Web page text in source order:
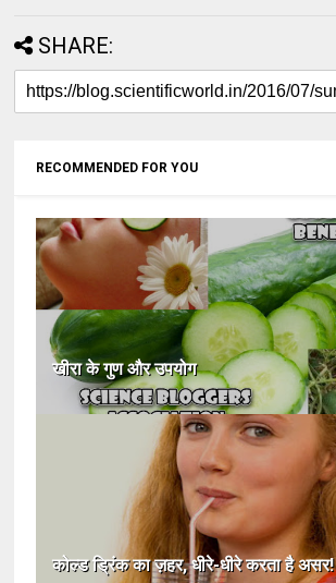
SHARE:
RECOMMENDED FOR YOU
खीरा के गुण और उपयोग
कोल्ड ड्रिंक का ज़हर, धीरे-धीरे करता है असर!